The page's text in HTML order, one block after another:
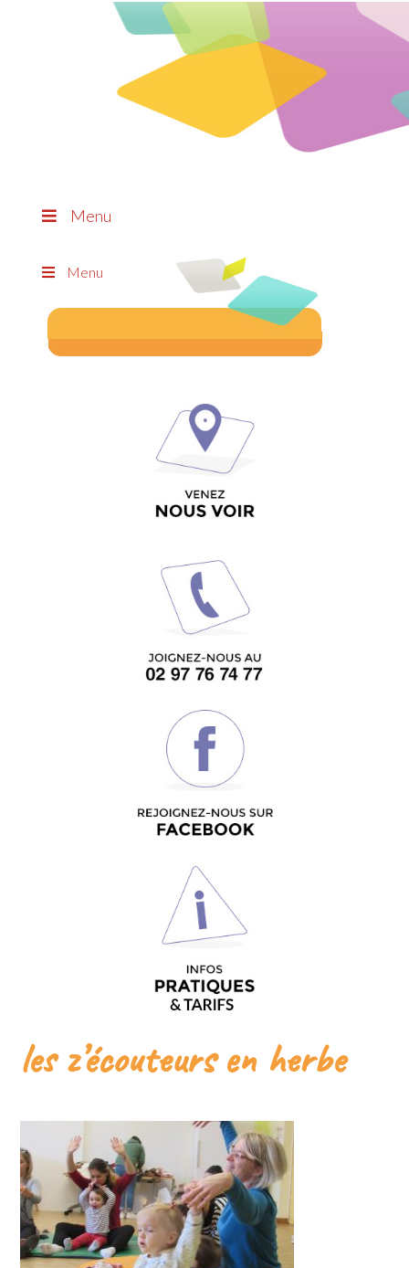
Menu
les z’écouteurs en herbe
Menu